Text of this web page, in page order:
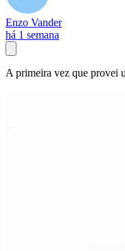
Enzo Vander
há 1 semana
A primeira vez que provei